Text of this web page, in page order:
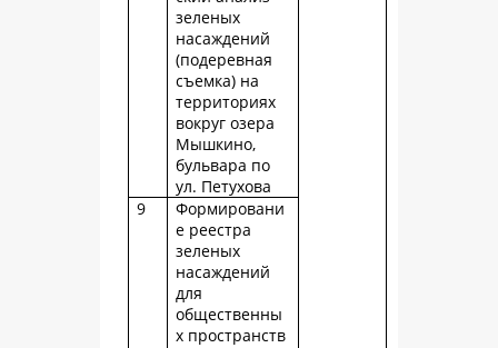
зеленых
насаждений
(подеревная
съемка) на
территориях
вокруг озера
Мышкино,
бульвара по
ул. Петухова
9
Формировани
е реестра
зеленых
насаждений
для
общественны
х пространств